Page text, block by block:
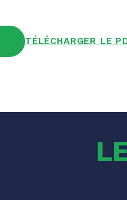
TÉLÉCHARGER LE